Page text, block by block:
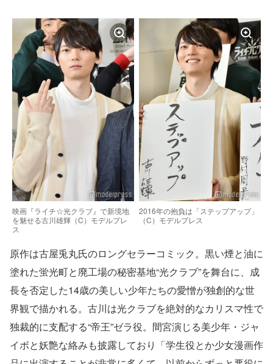
映画『ライチ☆光クラブ』で新境地
を魅せる古川雄輝（C）モデルプレ
ス
2016年の抱負は「ステップアップ」
（C）モデルプレス
原作は古屋兎丸氏のロングセラーコミック。黒い煙と油に
塗れた蛍光町と廃工場の秘密基地“光クラブ”を舞台に、成
長を否定した14歳の美しい少年たちの愛憎が独創的な世
界観で描かれる。古川は光クラブを絶対的なカリスマ性で
独裁的に支配する“帝王”ゼラ役。間宮演じる美少年・ジャ
イボと妖艶な絡みも披露しており「学生役とか少女漫画作